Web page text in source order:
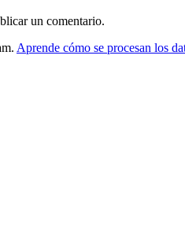
un comentario.
Aprende cómo se procesan los